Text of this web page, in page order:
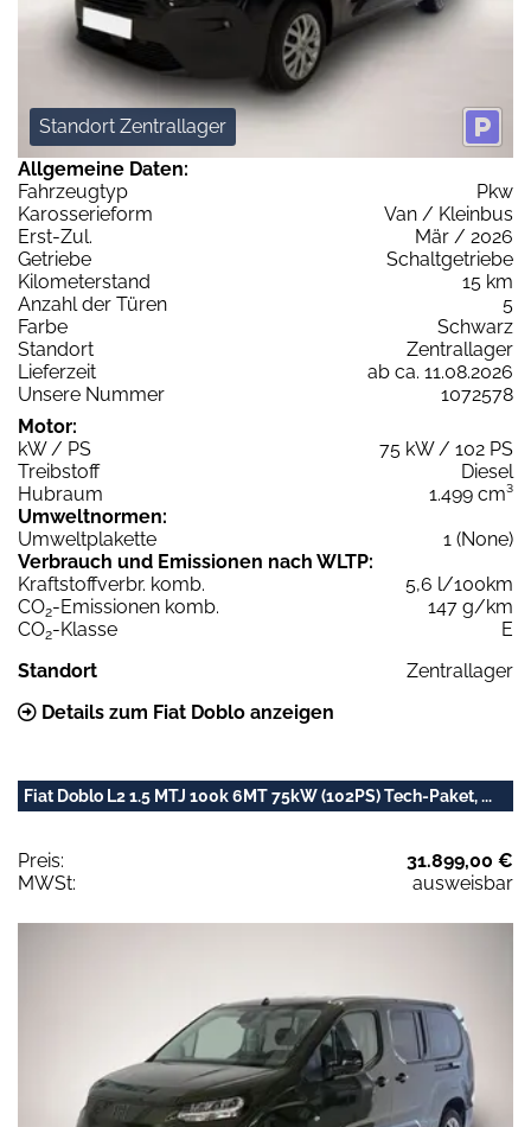
Standort Zentrallager
Allgemeine Daten:
Fahrzeugtyp
Pkw
Karosserieform
Van / Kleinbus
Erst-Zul.
Mär / 2026
Getriebe
Schaltgetriebe
Kilometerstand
15 km
Anzahl der Türen
5
Farbe
Schwarz
Standort
Zentrallager
Lieferzeit
ab ca. 11.08.2026
Unsere Nummer
1072578
Motor:
kW / PS
75 kW / 102 PS
Treibstoff
Diesel
Hubraum
1.499 cm³
Umweltnormen:
Umweltplakette
1 (None)
Verbrauch und Emissionen nach WLTP:
Kraftstoffverbr. komb.
5,6 l/100km
CO2-Emissionen komb.
147 g/km
CO2-Klasse
E
Standort
Zentrallager
Details zum Fiat Doblo anzeigen
Fiat Doblo L2 1.5 MTJ 100k 6MT 75kW (102PS) Tech-Paket, ...
Preis:
31.899,00 €
MWSt:
ausweisbar